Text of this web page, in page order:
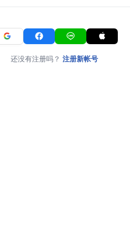
还没有注册吗？ 注册新帐号